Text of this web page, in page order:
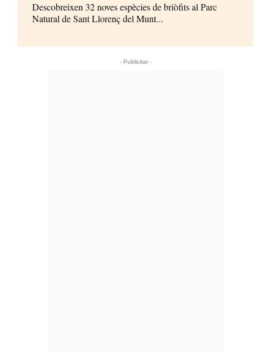
Descobreixen 32 noves espècies de briòfits al Parc
Natural de Sant Llorenç del Munt...
- Publicitat -